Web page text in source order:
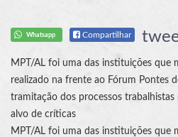
Whatsapp Compartilhar
MPT/AL foi uma das instituições que
realizado na frente ao Fórum Pontes
tramitação dos processos
alvo de críticas
MPT/AL foi uma das instituições que